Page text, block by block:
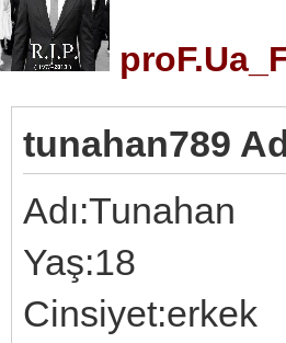
tunahan789
Adı:Tunahan
Yaş:18
Cinsiyet:erkek